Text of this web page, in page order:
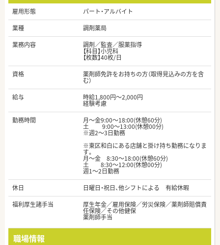
雇用形態
パート・アルバイト
業種
調剤薬局
業務内容
調剤／監査／服薬指導
【科目】小児科
【枚数】40枚/日
資格
薬剤師免許をお持ちの方（取得見込みの方を含
む）
給与
時給1,800円～2,000円
経験考慮
勤務時間
月～金9:00～18:00(休憩60分)
土 9:00～13:00(休憩00分)
※週2～3日勤務
※東区和白にある店舗と掛け持ち勤務になりま
す。
月～金 8:30～18:00(休憩60分)
土 8:30～12:00(休憩00分)
週1～2日勤務
休日
日曜日・祝日、他シフトによる 有給休暇
福利厚生諸手当
厚生年金／雇用保険／労災保険／薬剤師賠償責
任保険／その他健保
薬剤師手当
職場情報